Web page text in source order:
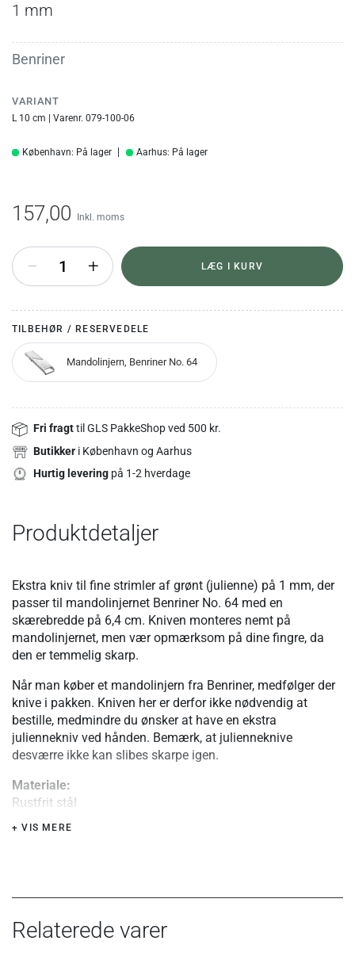
1 mm
Benriner
VARIANT
L 10 cm | Varenr. 079-100-06
København: På lager Aarhus: På lager
157,00 Inkl. moms
+ LÆG I KURV
TILBEHØR / RESERVEDELE
Mandolinjern, Benriner No. 64
Fri fragttil GLS PakkeShop ved 500 kr.
Butikker i København og Aarhus
Hurtig levering på 1-2 hverdage
Produktdetaljer
Ekstra kniv til fine strimler af grønt (julienne) på 1 mm, der
passer til mandolinjernet Benriner No. 64 med en
skærebredde på 6,4 cm. Kniven monteres nemt på
mandolinjernet, men vær opmærksom på dine fingre, da
den er temmelig skarp.
Når man køber et mandolinjern fra Benriner, medfølger der
knive i pakken. Kniven her er derfor ikke nødvendig at
bestille, medmindre du ønsker at have en ekstra
juliennekniv ved hånden. Bemærk, at julienneknive
desværre ikke kan slibes skarpe igen.
Materiale:
Rustfrit stål
+ VIS MERE
Relaterede varer